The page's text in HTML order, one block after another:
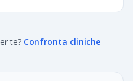
te? Confronta cliniche